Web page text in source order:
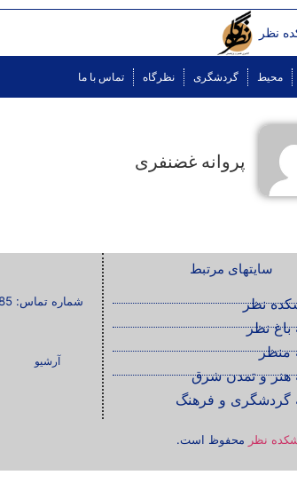
نظر
محیط گردشگری نظرگاه تماس با ما
پروانه غضنفری
سایتهای مرتبط
نظر
باغ نظر
منظر
هنر و تمدن شرق
گردشگری و فرهنگ
شماره تماس: 66435985-021
آرشیو
نظر محفوظ است.